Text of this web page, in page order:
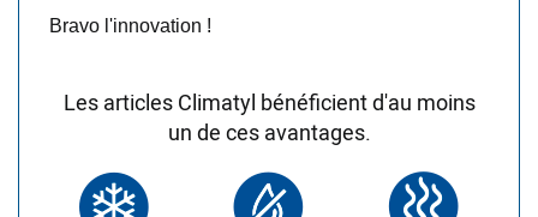
Bravo l'innovation !
Les articles Climatyl bénéficient d'au moins
un de ces avantages.